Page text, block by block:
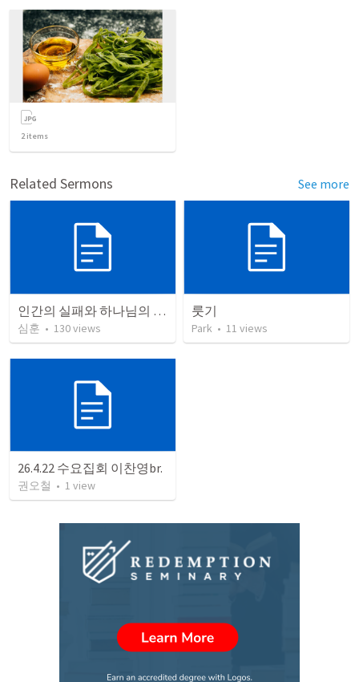
2items
Related Sermons See more
인간의 실패와 하나님의 일하심
심훈 • 130views
룻기
Park • 11 views
26.4.22 수요집회 이찬영br.
권오철 • 1 view